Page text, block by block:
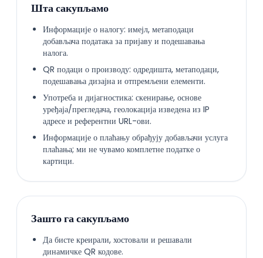
Шта сакупљамо
Информације о налогу: имејл, метаподаци
добављача података за пријаву и подешавања
налога.
QR подаци о производу: одредишта, метаподаци,
подешавања дизајна и отпремљени елементи.
Употреба и дијагностика: скенирање, основе
уређаја/прегледача, геолокација изведена из IP
адресе и референтни URL-ови.
Информације о плаћању обрађују добављачи услуга
плаћања; ми не чувамо комплетне податке о
картици.
Зашто га сакупљамо
Да бисте креирали, хостовали и решавали
динамичке QR кодове.